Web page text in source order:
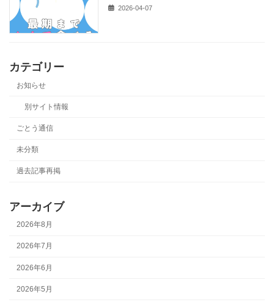
2026-04-07
カテゴリー
お知らせ
別サイト情報
ごとう通信
未分類
過去記事再掲
アーカイブ
2026年8月
2026年7月
2026年6月
2026年5月